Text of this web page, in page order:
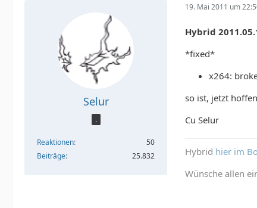
Selur
.
Reaktionen
50
Beiträge
25.832
19. Mai 2011 um
Hybrid
*fixed*
x264:
so ist, jetzt
Cu Selur
Hybrid hier im
Wünsche allen